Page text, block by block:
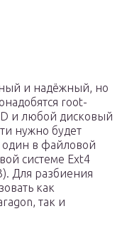
и надёжный, но
root-
и любой дисковый
нужно будет
один в файловой
системе Ext4
Для разбиения
как
так и